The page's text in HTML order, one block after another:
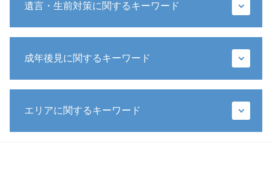
相続 財産
相続放棄 連帯保証人
裁判所 遺産分割
公正証書遺言 遺留分
遺言・生前対策に関するキーワード
遺言書 効力
特別方式遺言
包括遺贈
成年後見に関するキーワード
成年後見 相続
エリアに関するキーワード